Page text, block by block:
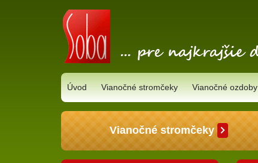
Úvod Vianočné stromčeky Vianočné ozdoby
Vianočné stromčeky